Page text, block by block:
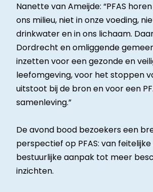
Nanette van Ameijde: “PFAS
ons milieu, niet in onze voeding,
drinkwater en in ons lichaam.
Dordrecht en omliggende
inzetten voor een gezonde en
leefomgeving, voor het stoppen
uitstoot bij de bron en voor een
samenleving.”
De avond bood bezoekers een
perspectief op PFAS: van
bestuurlijke aanpak tot meer
inzichten.